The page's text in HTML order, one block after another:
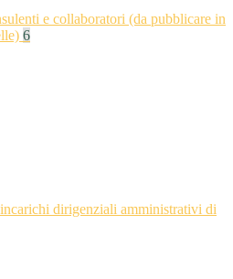
e collaboratori (da pubblicare in
6
dirigenziali amministrativi di